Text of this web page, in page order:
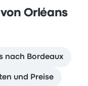
Orléans
nach Bordeaux
und Preise